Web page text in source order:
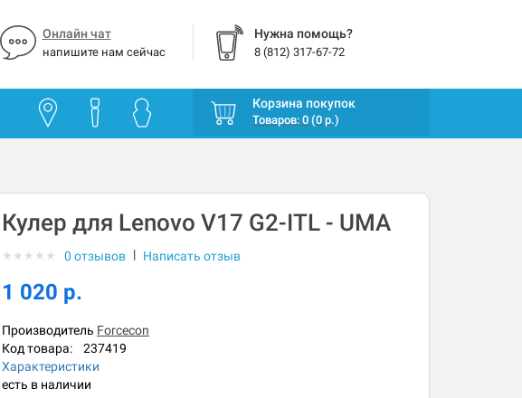
Онлайн чат
напишите нам сейчас
Нужна помощь?
8 (812) 317-67-72
Корзина покупок
Товаров: 0 (0 р.)
Кулер для Lenovo V17 G2-ITL - UMA
★ ★ ★ ★ ★ 0 отзывов | Написать отзыв
1 020 р.
Производитель Forcecon
Код товара: 237419
Характеристики
есть в наличии